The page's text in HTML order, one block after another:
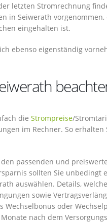
letzten Stromrechnung
in Seiwerath vorgenommen,
eingehalten ist.
ebenso eigenständig
die Strompreise/
im Rechner. So erhalten
passenden und
sollten Sie unbedingt
auswählen. Details,
sowie
oder
nach dem